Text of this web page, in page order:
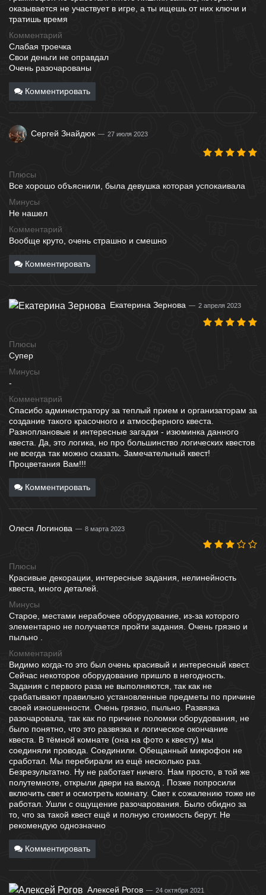
оказывается не участвует в игре, а ты ищешь от них ключи и
тратишь время
Комментарий
Слабая троечка
Свои деньги не оправдал
Очень разочарованы
Комментировать
Сергей Знайдюк 27 июля 2023
Плюсы
Все хорошо объяснили, была девушка которая успокаивала
Минусы
Не нашел
Комментарий
Вообще круто, очень страшно и смешно
Комментировать
Екатерина Зернова 2 апреля 2023
Плюсы
Супер
Минусы
-
Комментарий
Спасибо администратору за теплый прием и организаторам за
создание такого красочного и атмосферного квеста.
Разноплановые и интересные загадки - изюминка данного
квеста. Да, это логика, но про большинство логических квестов
не всегда так можно сказать. Замечательный квест!
Процветания Вам!!!
Комментировать
Олеся Логинова 8 марта 2023
Плюсы
Красивые декорации, интересные задания, нелинейность
квеста, много деталей.
Минусы
Старое, местами нерабочее оборудование, из-за которого
элементарно не получается пройти задания. Очень грязно и
пыльно .
Комментарий
Видимо когда-то это был очень красивый и интересный квест.
Сейчас некоторое оборудование пришло в негодность.
Задания с первого раза не выполняются, так как не
срабатывают правильно установленные предметы по причине
своей изношенности. Очень грязно, пыльно. Развязка
разочаровала, так как по причине поломки оборудования, не
было понятно, что это развязка и логическое окончание
квеста. В тёмной комнате (она на фото к квесту) мы
соединяли провода. Соединили. Обещанный микрофон не
сработал. Мы перебирали из ещё несколько раз.
Безрезультатно. Ну не работает ничего. Нам просто, в той же
полутемноте, открыли двери на выход . Позже попросили
включить свет и осмотреть комнату. Свет к сожалению тоже не
работал. Ушли с ощущение разочарования. Было обидно за
то, что за такой квест ещё и полную стоимость берут. Не
рекомендую однозначно
Комментировать
Алексей Рогов 24 октября 2021